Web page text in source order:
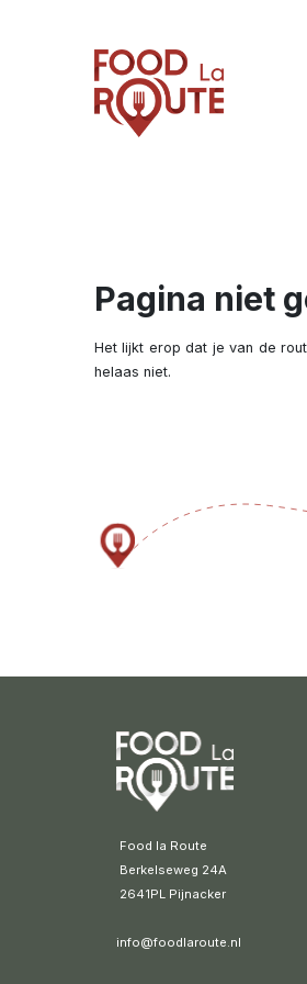
Pagina niet
Het lijkt erop dat je van de
helaas niet.
Food la Route
Berkelseweg 24A
2641PL Pijnacker
info@foodlaroute.nl